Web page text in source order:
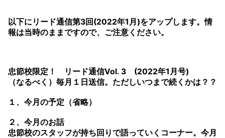
以下にリード通信第3回(2022年1月)をアップします。情
報は当時のままですので、ご注意ください。
忠節校限定！ リード通信Vol. 3 (2022年1月号)
（なるべく）毎月１日送信。ただしいつまで続くかは？？
１、今月の予定（省略）
２、今月のお話
忠節校のスタッフが持ち回りで語っていくコーナー。今月